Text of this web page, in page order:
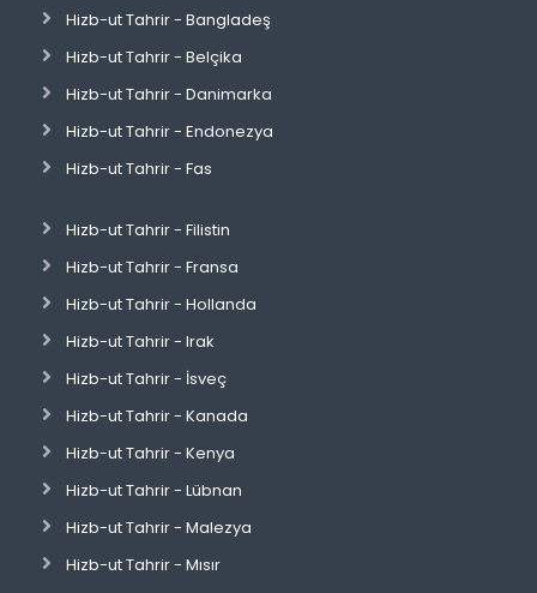
Hizb-ut Tahrir - Bangladeş
Hizb-ut Tahrir - Belçika
Hizb-ut Tahrir - Danimarka
Hizb-ut Tahrir - Endonezya
Hizb-ut Tahrir - Fas
Hizb-ut Tahrir - Filistin
Hizb-ut Tahrir - Fransa
Hizb-ut Tahrir - Hollanda
Hizb-ut Tahrir - Irak
Hizb-ut Tahrir - İsveç
Hizb-ut Tahrir - Kanada
Hizb-ut Tahrir - Kenya
Hizb-ut Tahrir - Lübnan
Hizb-ut Tahrir - Malezya
Hizb-ut Tahrir - Mısır